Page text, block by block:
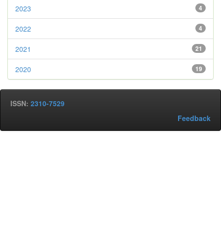
4
2023
4
2022
21
2021
19
2020
ISSN: 2310-7529
Feedback